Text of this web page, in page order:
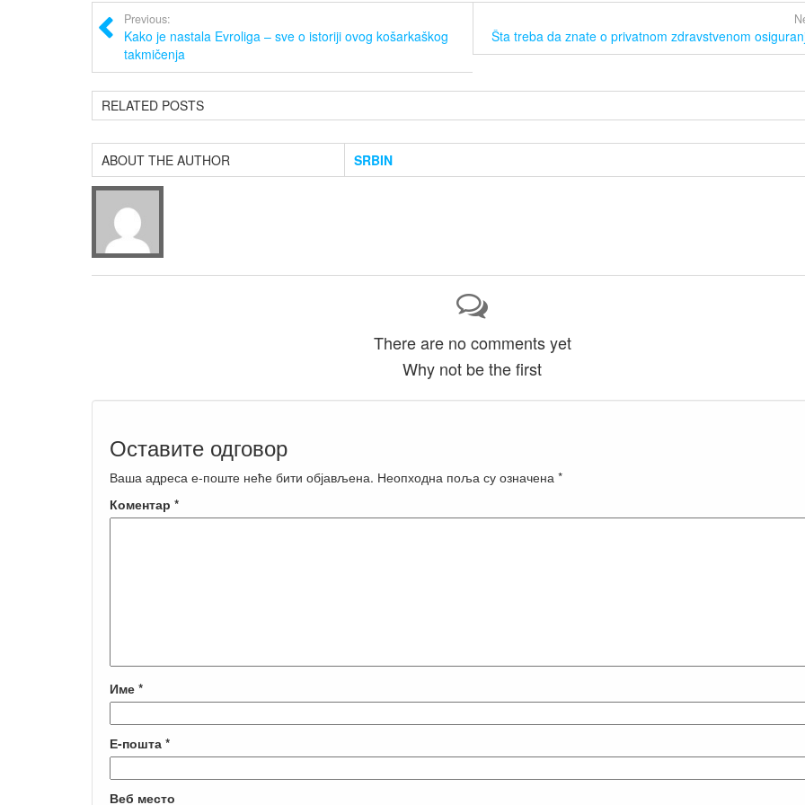
Previous:
Kako je nastala Evroliga – sve o istoriji ovog košarkaškog
takmičenja
Šta treba da znate o privatnom zdravstvenom
RELATED POSTS
ABOUT THE AUTHOR SRBIN
There are no comments yet
Why not be the first
Оставите одговор
Ваша адреса е-поште неће бити објављена. Неопходна поља су означена *
Коментар *
Име *
Е-пошта *
Веб место